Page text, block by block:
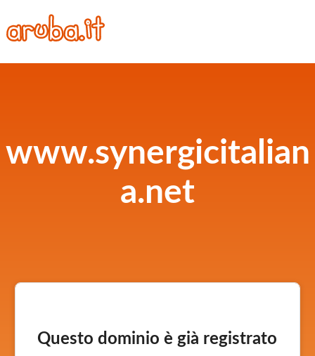
www.synergicitalian
a.net
Questo dominio è già registrato